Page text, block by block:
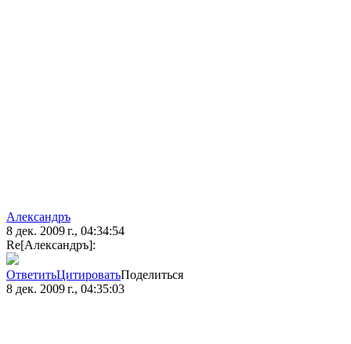
Александръ
8 дек. 2009 г., 04:34:54
Re[Александръ]:
ОтветитьЦитироватьПоделиться
8 дек. 2009 г., 04:35:03